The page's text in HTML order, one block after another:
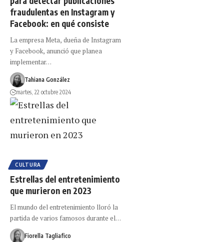
fraudulentas en Instagram y
Facebook: en qué consiste
La empresa Meta, dueña de Instagram
y Facebook, anunció que planea
implementar…
Tahiana González
martes, 22 octubre 2024
CULTURA
Estrellas del entretenimiento
que murieron en 2023
El mundo del entretenimiento lloró la
partida de varios famosos durante el…
Fiorella Tagliafico